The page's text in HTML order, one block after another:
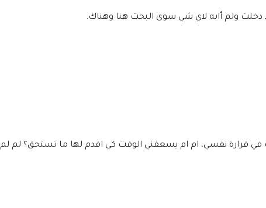
دخلت ولم أابه لاي شي سوى البحث هنا وهناك.
في قرارة نفسي، ام ام يسعفني الوقت كي اقدم لها ما تستحق؟ لم لم